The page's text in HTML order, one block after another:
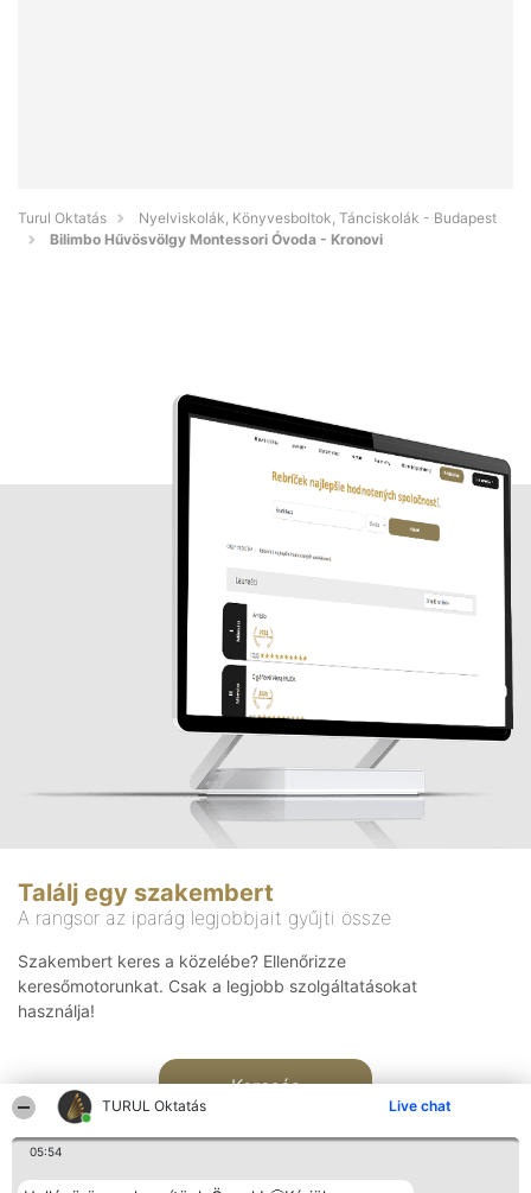
TURUL Oktatás Live chat
05:54
Turul Oktatás
Nyelviskolák, Könyvesboltok, Tánciskolák - Budapest
Bilimbo Hűvösvölgy Montessori Óvoda - Kronovi
Találj egy szakembert
A rangsor az iparág legjobbjait gyűjti össze
Szakembert keres a közelébe? Ellenőrizze
keresőmotorunkat. Csak a legjobb szolgáltatásokat
használja!
Keresés